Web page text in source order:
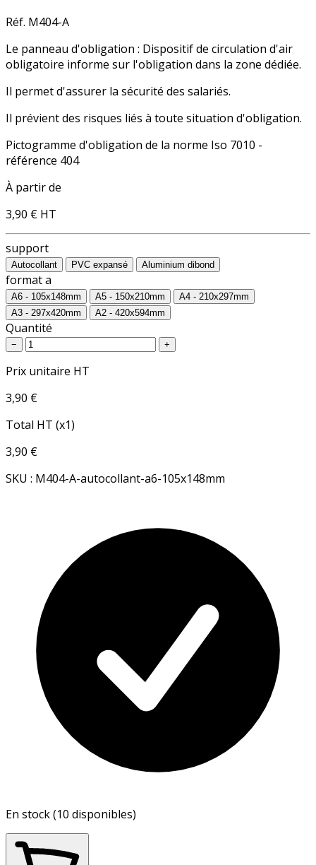
Réf. M404-A
Le panneau d'obligation : Dispositif de circulation d'air
obligatoire informe sur l'obligation dans la zone dédiée.
Il permet d'assurer la sécurité des salariés.
Il prévient des risques liés à toute situation d'obligation.
Pictogramme d'obligation de la norme Iso 7010 -
référence 404
À partir de
3,90 € HT
support
Autocollant PVC expansé Aluminium dibond
format a
A6 - 105x148mm A5 - 150x210mm
A4 - 210x297mm
A3 - 297x420mm
A2 - 420x594mm
Quantité
− +
Prix unitaire HT
3,90 €
Total HT (x1)
3,90 €
SKU : M404-A-autocollant-a6-105x148mm
En stock (10 disponibles)